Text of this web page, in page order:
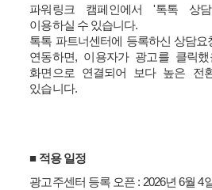
파워링크 캠페인에서 '톡톡 상담
이용하실 수 있습니다.
톡톡 파트너센터에 등록하신 상담
연동하면, 이용자가 광고를 클릭
화면으로 연결되어 보다 높은 전
있습니다.
■ 적용 일정
광고주센터 등록 오픈 : 2026년 6월 4